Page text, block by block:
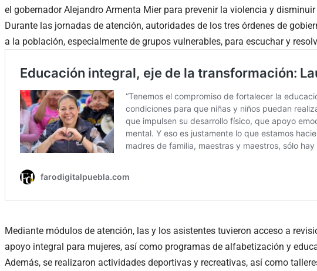
el gobernador Alejandro Armenta Mier para prevenir la violencia y
Durante las jornadas de atención, autoridades de los tres órdenes de
a la población, especialmente de grupos vulnerables, para escuchar y
Mediante módulos de atención, las y los asistentes tuvieron acceso a
apoyo integral para mujeres, así como programas de alfabetización y
Además, se realizaron actividades deportivas y recreativas, así como